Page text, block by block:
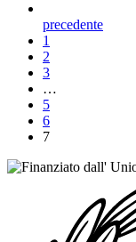
precedente
1
2
3
…
5
6
7